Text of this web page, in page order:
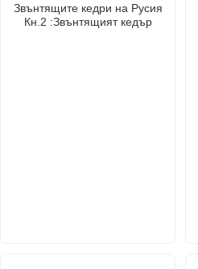
Звънтящите кедри на Русия
Кн.2 :Звънтящият кедър